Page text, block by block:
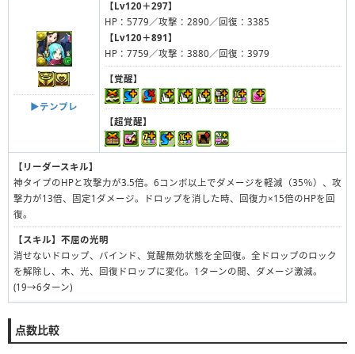
▶︎テンプレ
【Lv120＋297】
HP：5779／攻撃：2890／回復：3385
【Lv120＋891】
HP：7759／攻撃：3880／回復：3979
【覚醒】
【超覚醒】
【リーダースキル】
神タイプのHPと攻撃力が3.5倍。6コンボ以上でダメージを軽減（35％）、攻
撃力が13倍、固定1ダメージ。ドロップを消した時、回復力×15倍のHPを回
復。
【スキル】 不屈の光明
消せないドロップ、バインド、覚醒無効状態を全回復。全ドロップのロック
を解除し、木、光、回復ドロップに変化。1ターンの間、ダメージ激減。
(19→6ターン)
点数比較